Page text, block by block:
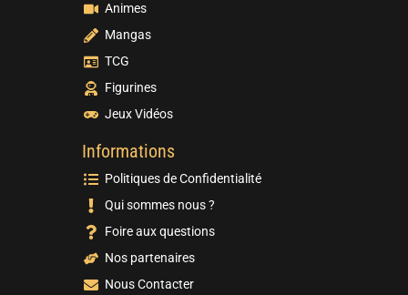
Animes
Mangas
TCG
Figurines
Jeux Vidéos
Informations
Politiques de Confidentialité
Qui sommes nous ?
Foire aux questions
Nos partenaires
Nous Contacter